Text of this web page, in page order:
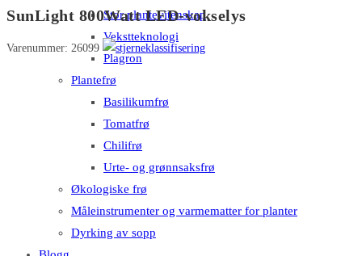
Stor plantevitenskap
Vekstteknologi
Plagron
Plantefrø
Basilikumfrø
Tomatfrø
Chilifrø
Urte- og grønnsaksfrø
Økologiske frø
Måleinstrumenter og varmematter for planter
Dyrking av sopp
lampe
SunLight 800Watt LED-vokselys
Varenummer: 26099